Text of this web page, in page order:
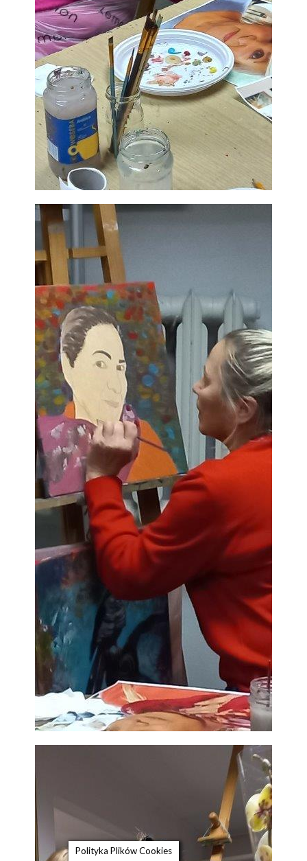
Polityka Plików Cookies